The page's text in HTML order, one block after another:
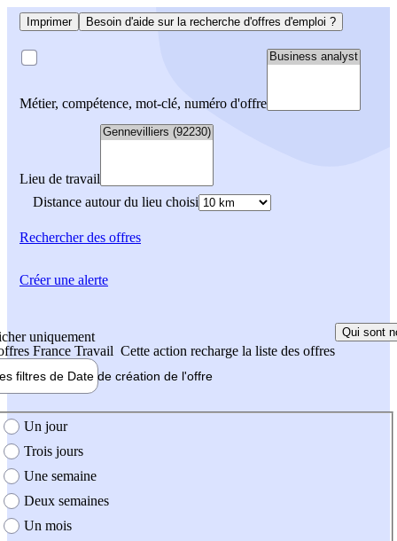
Imprimer Besoin d'aide sur la recherche d'offres d'emploi ?
Métier, compétence, mot-clé, numéro d'offre
Lieu de travail
Distance autour du lieu choisi
Rechercherdes offres
uniquement
France Travail Cette action recharge la liste des offres
Qui sont
filtres de Date de création de l'offre
création de l'offre
Un jour
Trois jours
Une semaine
Deux semaines
Un mois
Créer une alerte